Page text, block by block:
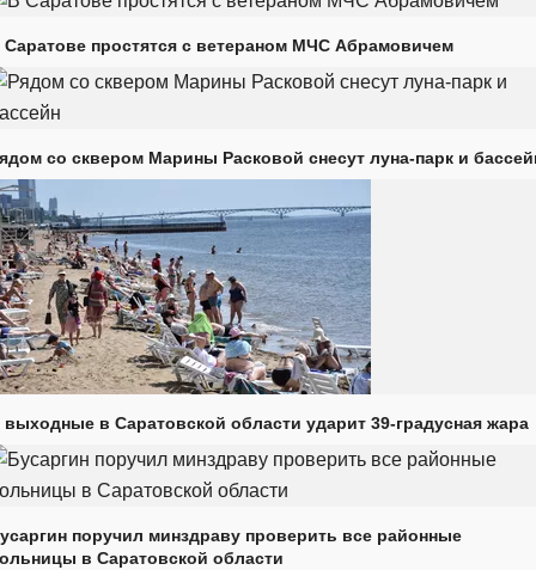
Саратове простятся с ветераном МЧС Абрамовичем
со сквером Марины Расковой снесут луна-парк и
выходные в Саратовской области ударит 39-градусная жара
поручил минздраву проверить все районные
в Саратовской области